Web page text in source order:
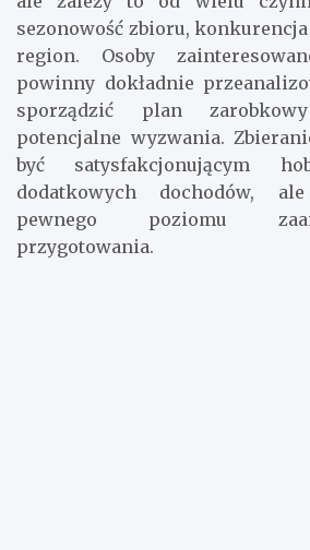
pieczarek w Polsce może być
ale zależy to od wielu
sezonowość zbioru,
region. Osoby
powinny dokładnie
sporządzić plan
potencjalne wyzwania.
być satysfakcjonującym
dodatkowych dochodów,
pewnego poziomu